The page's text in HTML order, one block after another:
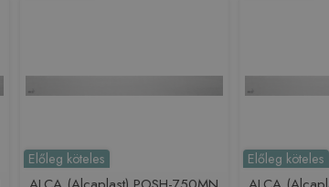
Előleg köteles Előleg köteles